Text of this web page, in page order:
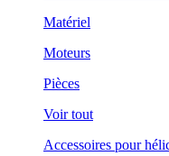
Matériel
Moteurs
Pièces
Voir tout
Accessoires pour